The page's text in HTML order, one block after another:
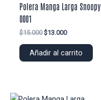
Polera Manga Larga Snoopy
0001
$15.000 El
original
$13.000El
actual
Añadir al carrito